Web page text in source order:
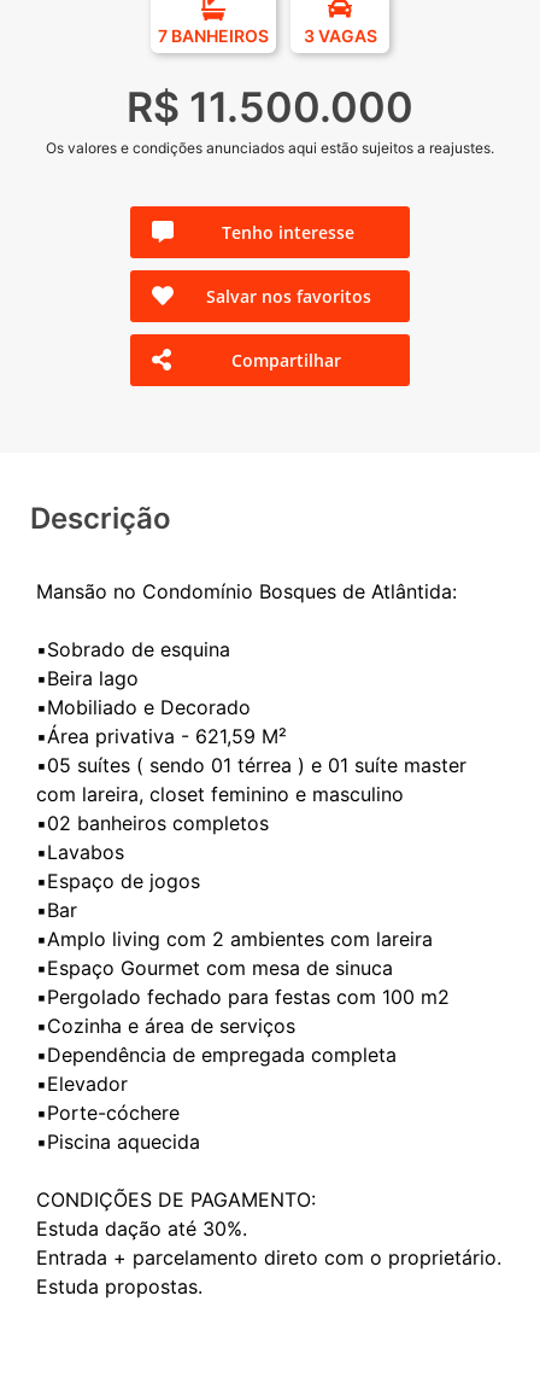
7 BANHEIROS 3 VAGAS
R$ 11.500.000
Os valores e condições anunciados aqui estão sujeitos a reajustes.
Tenho interesse
Salvar nos favoritos
Compartilhar
Descrição
Mansão no Condomínio Bosques de Atlântida:
▪️Sobrado de esquina
▪️Beira lago
▪️Mobiliado e Decorado
▪️Área privativa - 621,59 M²
▪️05 suítes ( sendo 01 térrea ) e 01 suíte master
com lareira, closet feminino e masculino
▪️02 banheiros completos
▪️Lavabos
▪️Espaço de jogos
▪️Bar
▪️Amplo living com 2 ambientes com lareira
▪️Espaço Gourmet com mesa de sinuca
▪️Pergolado fechado para festas com 100 m2
▪️Cozinha e área de serviços
▪️Dependência de empregada completa
▪️Elevador
▪️Porte-cóchere
▪️Piscina aquecida
CONDIÇÕES DE PAGAMENTO:
Estuda dação até 30%.
Entrada + parcelamento direto com o proprietário.